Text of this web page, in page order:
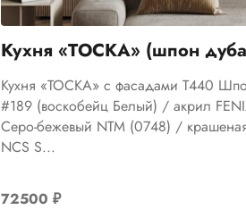
Кухня «ТОСКА» (шпон
Кухня «ТОСКА» с фасадами Т440
#189 (воскобейц Белый) / акрил
Серо-бежевый NTM (0748) /
NCS S...
72500 ₽